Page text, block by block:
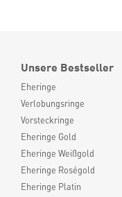
Unsere Bestseller
Eheringe
Verlobungsringe
Vorsteckringe
Eheringe Gold
Eheringe Weißgold
Eheringe Roségold
Eheringe Platin